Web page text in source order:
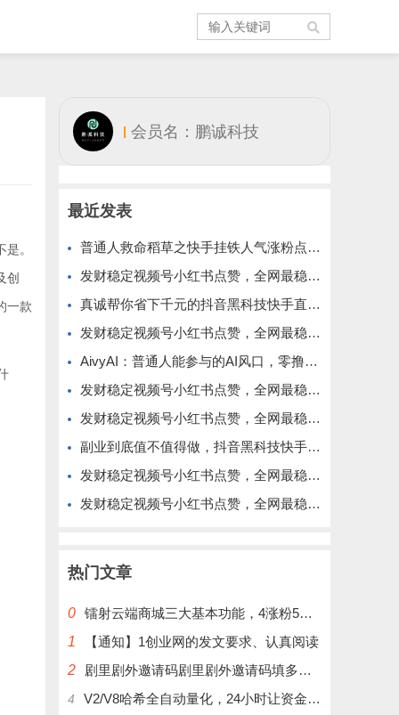
。
创
一款
会员名：鹏诚科技
最近发表
普通人救命稻草之快手挂铁人气涨粉点赞抖音黑科技云端商城免费公布
发财稳定视频号小红书点赞，全网最稳定绿色的项目，小红书启动
真诚帮你省下千元的抖音黑科技快手直播间人气涨粉点赞云端商城免费送
发财稳定视频号小红书点赞，全网最稳定绿色的项目，全网一起推
AivyAI：普通人能参与的AI风口，零撸AVAX，首码上线速度上车！
发财稳定视频号小红书点赞，全网最稳定绿色的项目，价格拉满的哦
发财稳定视频号小红书点赞，全网最稳定绿色的项目，今年再加油
副业到底值不值得做，抖音黑科技快手上人涨粉云端商城真能逆袭赚钱
发财稳定视频号小红书点赞，全网最稳定绿色的项目，完美来拉新
发财稳定视频号小红书点赞，全网最稳定绿色的项目，完全自动了
热门文章
0 镭射云端商城三大基本功能，4涨粉5涨播放量6挂铁，为你揭开真实的面纱!
1
【通知】1创业网的发文要求、认真阅读
2
剧里剧外邀请码剧里剧外邀请码填多少呢？
4 V2/V8哈希全自动量化，24小时让资金为你打工！